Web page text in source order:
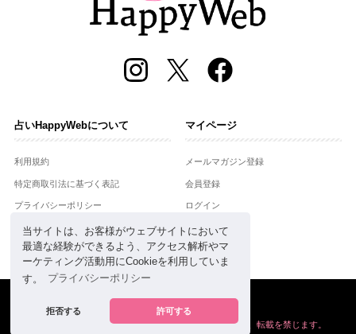
当サイトは、お客様がウェブサイトにおいて
最適な経験ができるよう、アクセス解析やマ
ーケティング活動用にCookieを利用していま
す。
プライバシーポリシー
拒否する 許可する
占いHappyWebについて
利用規約
特定商取引法に基づく表記
プライバシーポリシー
運営会社
お問合せ
マイページ
メールマガジン登録
会員登録
ログイン
powered by
掲載の情報や画像など、すべてのコンテンツの無断複写、転載を禁じます。